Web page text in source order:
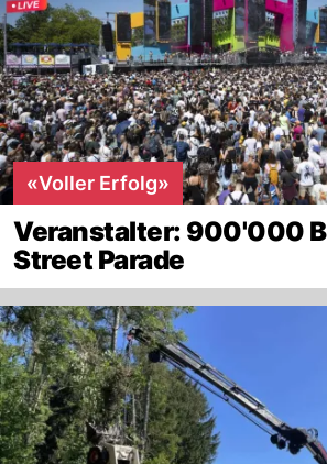
«Voller Erfolg»
Veranstalter: 900'000
Street Parade